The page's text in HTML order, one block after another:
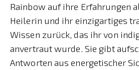
Rainbow auf ihre Erfahrungen
Heilerin und ihr einzigartiges
Wissen zurück, das ihr von
anvertraut wurde. Sie gibt
Antworten aus energetischer